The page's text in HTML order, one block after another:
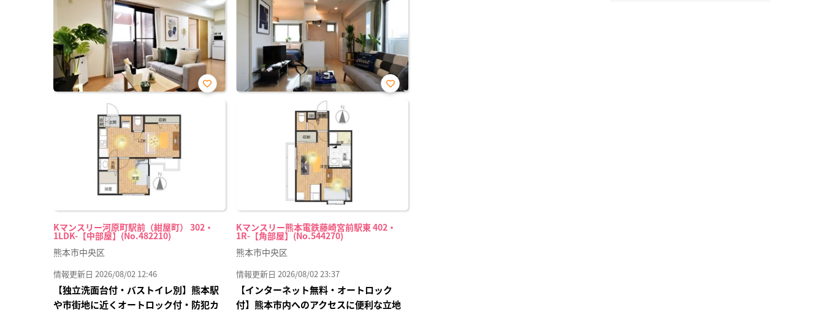
Kマンスリー河原町駅前（紺屋町） 302・
1LDK-【中部屋】(No.482210)
お気
熊本市中央区
情報更新日 2026/08/02 12:46
【独立洗面台付・バストイレ別】熊本駅
や市街地に近くオートロック付・防犯カ
Kマンスリー熊本電鉄藤崎宮前駅東 402・
1R-【角部屋】(No.544270)
お気
熊本市中央区
情報更新日 2026/08/02 23:37
【インターネット無料・オートロック
付】熊本市内へのアクセスに便利な立地